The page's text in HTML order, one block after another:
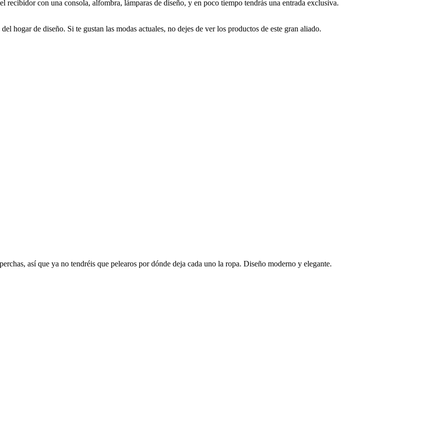
recibidor con una consola, alfombra, lámparas de diseño, y en poco tiempo tendrás una entrada exclusiva.
hogar de diseño. Si te gustan las modas actuales, no dejes de ver los productos de este gran aliado.
así que ya no tendréis que pelearos por dónde deja cada uno la ropa. Diseño moderno y elegante.